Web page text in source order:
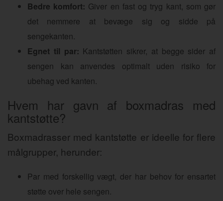
Bedre komfort: Giver en fast og tryg kant, som gør
det nemmere at bevæge sig og sidde på
sengekanten.
Egnet til par: Kantstøtten sikrer, at begge sider af
sengen kan anvendes optimalt uden risiko for
ubehag ved kanten.
Hvem har gavn af boxmadras med
kantstøtte?
Boxmadrasser med kantstøtte er ideelle for flere
målgrupper, herunder:
Par med forskellig vægt, der har behov for ensartet
støtte over hele sengen.